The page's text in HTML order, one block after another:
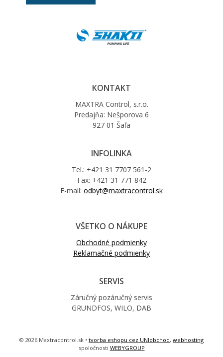
KONTAKT
MAXTRA Control, s.r.o.
Predajňa: Nešporova 6
927 01 Šaľa
INFOLINKA
Tel.: +421 31 7707 561-2
Fax: +421 31 771 842
E-mail: odbyt@maxtracontrol.sk
VŠETKO O NÁKUPE
Obchodné podmienky
Reklamačné podmienky
SERVIS
Záručný pozáručný servis
GRUNDFOS, WILO, DAB
© 2026 Maxtracontrol.sk • tvorba eshopu cez UNIobchod, webhosting
spoločnosti WEBYGROUP